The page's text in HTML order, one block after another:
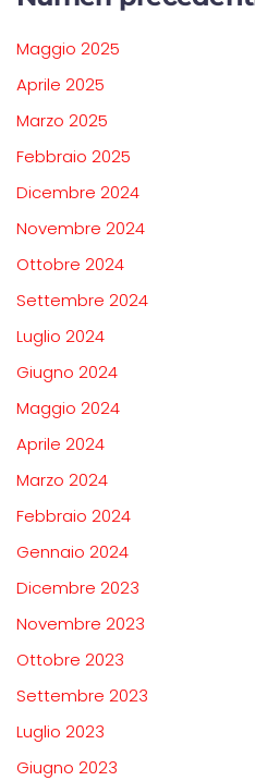
Maggio 2025
Aprile 2025
Marzo 2025
Febbraio 2025
Dicembre 2024
Novembre 2024
Ottobre 2024
Settembre 2024
Luglio 2024
Giugno 2024
Maggio 2024
Aprile 2024
Marzo 2024
Febbraio 2024
Gennaio 2024
Dicembre 2023
Novembre 2023
Ottobre 2023
Settembre 2023
Luglio 2023
Giugno 2023